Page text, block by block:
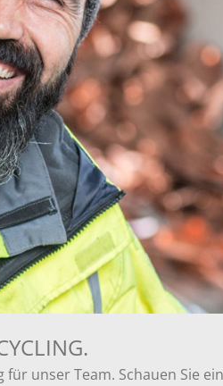
unser Team. Schauen Sie